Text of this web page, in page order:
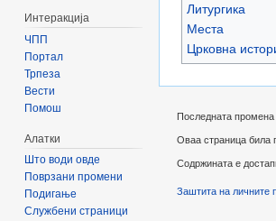
Литургика
Места
Црковна
Интеракција
ЧПП
Портал
Трпеза
Вести
Помош
Алатки
Што води овде
Поврзани промени
Подигање
Службени страници
Последната промена
Оваа страница била
Содржината е
Заштита на личните